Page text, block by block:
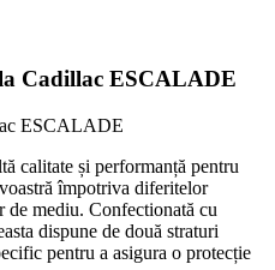
Cadillac ESCALADE
ESCALADE
calitate și performanță pentru
împotriva diferitelor
mediu. Confectionată cu
dispune de două straturi
pentru a asigura o protecție